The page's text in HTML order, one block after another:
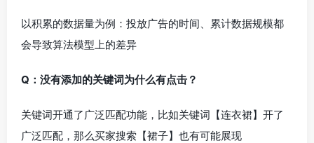
以积累的数据量为例：投放广告的时间、累计数据规模都
会导致算法模型上的差异
Q：没有添加的关键词为什么有点击？
关键词开通了广泛匹配功能，比如关键词【连衣裙】开了
广泛匹配，那么买家搜索【裙子】也有可能展现